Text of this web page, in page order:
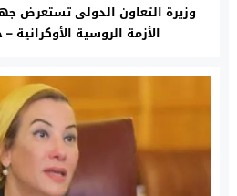
وزيرة التعاون الدولى تستعرض
الأزمة الروسية الأوكرانية